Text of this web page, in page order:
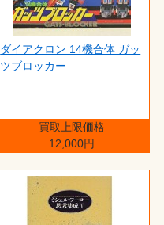
ダイアクロン 14機合体 ガッ
ツブロッカー
買取上限価格
12,000円